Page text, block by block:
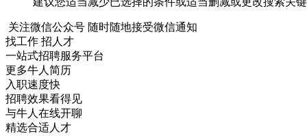
关注微信公众号 随时随地接受微信通知
找工作 招人才
一站式招聘服务平台
更多牛人简历
入职速度快
招聘效果看得见
与牛人在线开聊
精选合适人才